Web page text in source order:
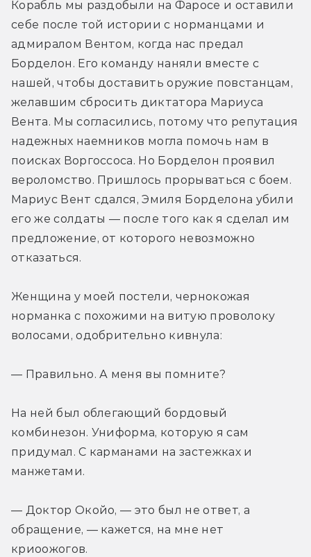
Корабль мы раздобыли на Фаросе и оставили
себе после той истории с норманцами и
адмиралом Вентом, когда нас предал
Борделон. Его команду наняли вместе с
нашей, чтобы доставить оружие повстанцам,
желавшим сбросить диктатора Мариуса
Вента. Мы согласились, потому что репутация
надежных наемников могла помочь нам в
поисках Воргоссоса. Но Борделон проявил
вероломство. Пришлось прорываться с боем.
Мариус Вент сдался, Эмиля Борделона убили
его же солдаты — после того как я сделал им
предложение, от которого невозможно
отказаться.
Женщина у моей постели, чернокожая
норманка с похожими на витую проволоку
волосами, одобрительно кивнула:
— Правильно. А меня вы помните?
На ней был облегающий бордовый
комбинезон. Униформа, которую я сам
придумал. С карманами на застежках и
манжетами.
— Доктор Окойо, — это был не ответ, а
обращение, — кажется, на мне нет
криоожогов.